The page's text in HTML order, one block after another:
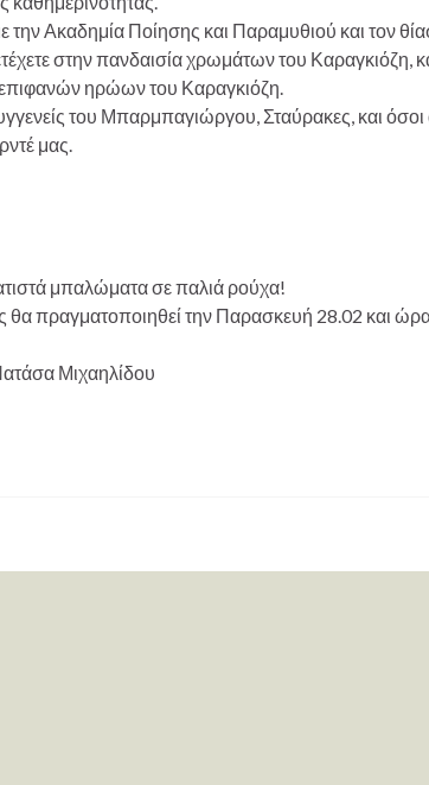
Ακαδημία Ποίησης και Παραμυθιού και τον
στην πανδαισία χρωμάτων του Καραγκιόζη,
ηρώων του Καραγκιόζη.
του Μπαρμπαγιώργου, Σταύρακες, και
μας.
μπαλώματα σε παλιά ρούχα!
πραγματοποιηθεί την Παρασκευή 28.02 και ώρα
Μιχαηλίδου